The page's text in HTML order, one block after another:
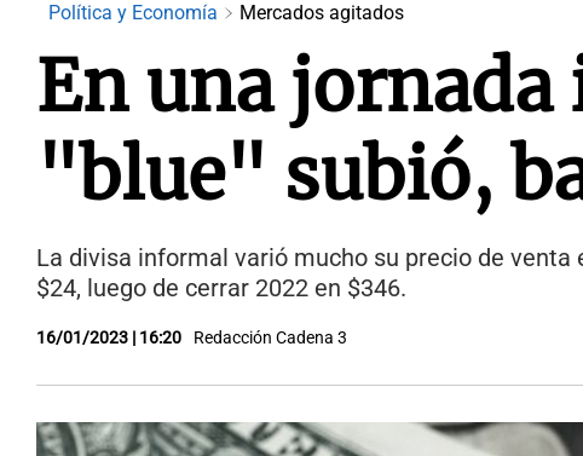
Política y Economía Mercados agitados
En una
"blue" subió,
La divisa informal varió mucho su precio de venta
$24, luego de cerrar 2022 en $346.
16/01/2023 | 16:20 Redacción Cadena 3